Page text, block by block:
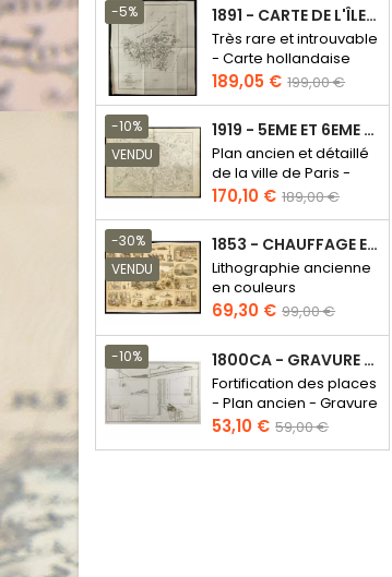
-5% 1891 - CARTE DE L'ÎLE DE BORNÉO
Très rare et introuvable
- Carte hollandaise
Prix
189,05 € Prix
de
base
199,00 €
-10%
VENDU
1919 - 5EME ET 6EME ARRONDISSEMENT DE PARIS
Plan ancien et détaillé
de la ville de Paris -
Odéon - Sorbonne
Prix
170,10 € Prix
de
base
189,00 €
-30%
VENDU
1853 - CHAUFFAGE ET ÉCLAIRAGE (LITHOGRAPHIE)
Lithographie ancienne
en couleurs
Prix
69,30 € Prix
de
base
99,00 €
-10% 1800CA - GRAVURE ARCHITECTURE MILITAIRE - ATTAQUE ET DÉFENSE
Fortification des places
- Plan ancien - Gravure
en taille douce
Prix
53,10 € Prix
de
59,00 €